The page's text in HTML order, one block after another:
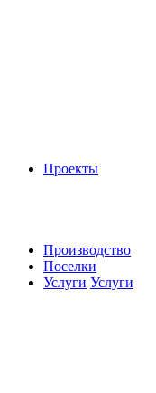
Проекты
Производство
Поселки
Услуги Услуги